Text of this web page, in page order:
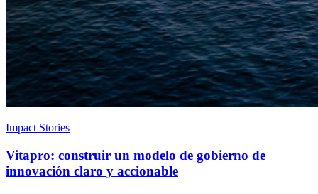
Impact Stories
Vitapro: construir un modelo de gobierno de
innovación claro y accionable